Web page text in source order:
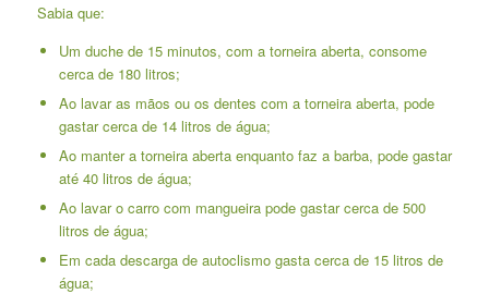
Sabia que:
Um duche de 15 minutos, com a torneira aberta, consome
cerca de 180 litros;
Ao lavar as mãos ou os dentes com a torneira aberta, pode
gastar cerca de 14 litros de água;
Ao manter a torneira aberta enquanto faz a barba, pode gastar
até 40 litros de água;
Ao lavar o carro com mangueira pode gastar cerca de 500
litros de água;
Em cada descarga de autoclismo gasta cerca de 15 litros de
água;